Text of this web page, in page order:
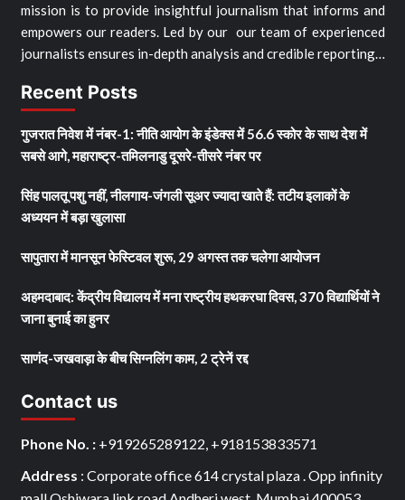
mission is to provide insightful journalism that informs and
empowers our readers. Led by our our team of experienced
journalists ensures in-depth analysis and credible reporting…
Recent Posts
गुजरात निवेश में नंबर-1: नीति आयोग के इंडेक्स में 56.6 स्कोर के साथ देश में
सबसे आगे, महाराष्ट्र-तमिलनाडु दूसरे-तीसरे नंबर पर
सिंह पालतू पशु नहीं, नीलगाय-जंगली सूअर ज्यादा खाते हैं: तटीय इलाकों के
अध्ययन में बड़ा खुलासा
सापुतारा में मानसून फेस्टिवल शुरू, 29 अगस्त तक चलेगा आयोजन
अहमदाबाद: केंद्रीय विद्यालय में मना राष्ट्रीय हथकरघा दिवस, 370 विद्यार्थियों ने
जाना बुनाई का हुनर
साणंद-जखवाड़ा के बीच सिग्नलिंग काम, 2 ट्रेनें रद्द
Contact us
Phone No. : +919265289122, +918153833571
Address : Corporate office 614 crystal plaza . Opp infinity